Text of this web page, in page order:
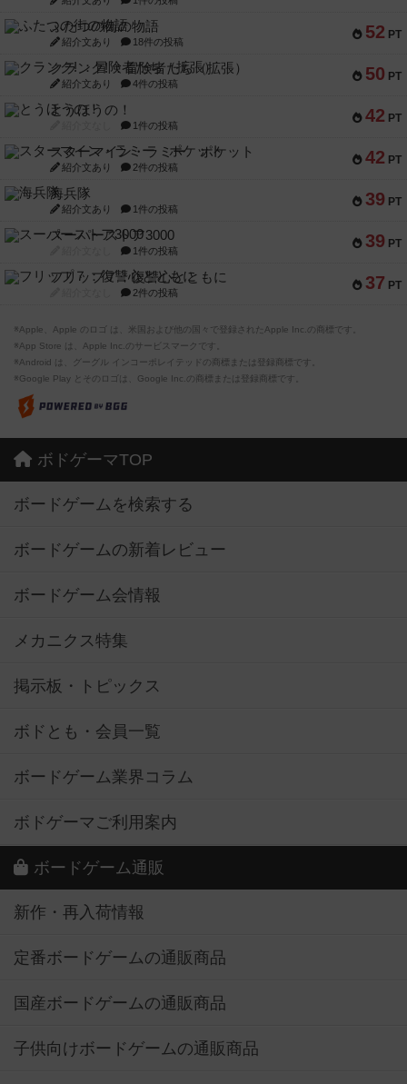
52 PT
ふたつの街の物語
紹介文あり 18件の投稿
50 PT
クランク! ：冒険者たち（拡張）
紹介文あり 4件の投稿
42 PT
とうほうの！
1件の投稿
42 PT
スターマイン・ラミー ポケット
紹介文あり 2件の投稿
39 PT
海兵隊
紹介文あり 1件の投稿
39 PT
スーパーストア3000
1件の投稿
37 PT
フリップ７：復讐心とともに
2件の投稿
※Apple、Apple のロゴ は、米国および他の国々で登録されたApple Inc.の商標です。
※App Store は、Apple Inc.のサービスマークです。
※Android は、グーグル インコーポレイテッドの商標または登録商標です。
※Google Play とそのロゴは、Google Inc.の商標または登録商標です。
ボドゲーマTOP
ボードゲームを検索する
ボードゲームの新着レビュー
ボードゲーム会情報
メカニクス特集
掲示板・トピックス
ボドとも・会員一覧
ボードゲーム業界コラム
ボドゲーマご利用案内
ボードゲーム通販
新作・再入荷情報
定番ボードゲームの通販商品
国産ボードゲームの通販商品
子供向けボードゲームの通販商品